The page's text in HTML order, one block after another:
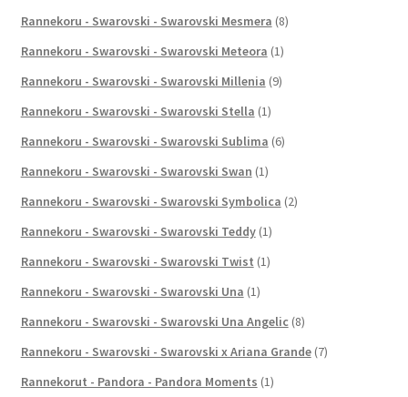
Rannekoru - Swarovski - Swarovski Mesmera (8)
Rannekoru - Swarovski - Swarovski Meteora (1)
Rannekoru - Swarovski - Swarovski Millenia (9)
Rannekoru - Swarovski - Swarovski Stella (1)
Rannekoru - Swarovski - Swarovski Sublima (6)
Rannekoru - Swarovski - Swarovski Swan (1)
Rannekoru - Swarovski - Swarovski Symbolica (2)
Rannekoru - Swarovski - Swarovski Teddy (1)
Rannekoru - Swarovski - Swarovski Twist (1)
Rannekoru - Swarovski - Swarovski Una (1)
Rannekoru - Swarovski - Swarovski Una Angelic (8)
Rannekoru - Swarovski - Swarovski x Ariana Grande (7)
Rannekorut - Pandora - Pandora Moments (1)